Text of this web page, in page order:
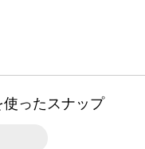
ったスナップ